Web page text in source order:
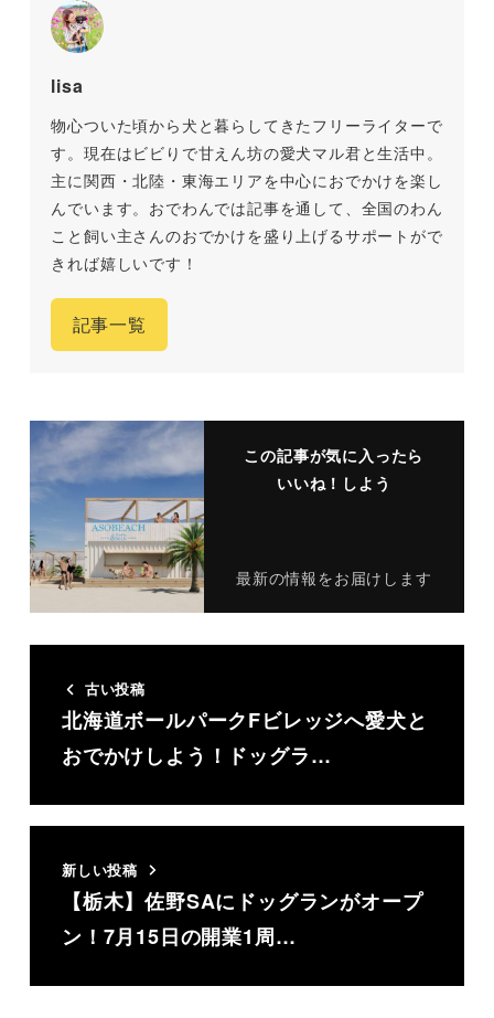
lisa
物心ついた頃から犬と暮らしてきたフリーライターで
す。現在はビビりで甘えん坊の愛犬マル君と生活中。
主に関西・北陸・東海エリアを中心におでかけを楽し
んでいます。おでわんでは記事を通して、全国のわん
こと飼い主さんのおでかけを盛り上げるサポートがで
きれば嬉しいです！
記事一覧
この記事が気に入ったら
いいね！しよう
最新の情報をお届けします
古い投稿
北海道ボールパークFビレッジへ愛犬と
おでかけしよう！ドッグラ…
新しい投稿
【栃木】佐野SAにドッグランがオープ
ン！7月15日の開業1周…